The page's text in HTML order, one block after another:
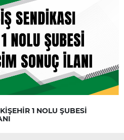
1 NOLU ŞUBESİ